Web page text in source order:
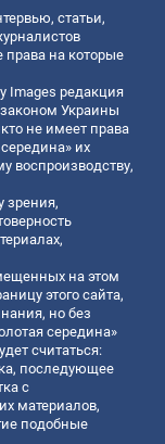
статьи,
на которые
Images редакция
Украины
не имеет права
их
воспроизводству,
зрения,
на этом
этого сайта,
но без
середина»
считаться:
последующее
с
материалов,
подобные